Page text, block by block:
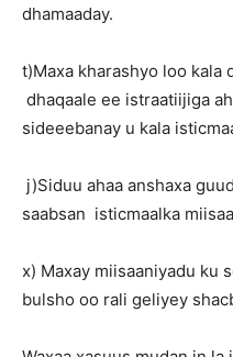
dhamaaday.
t)Maxa kharashyo loo kala
dhaqaale ee istraatiijiga
sideeebanay u kala
j)Siduu ahaa anshaxa
saabsan isticmaalka
x) Maxay miisaaniyadu ku
bulsho oo rali geliyey